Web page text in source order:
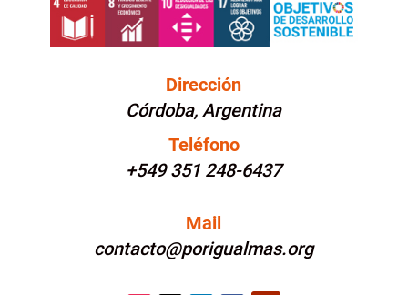
Dirección
Córdoba, Argentina
Teléfono
+549 351 248-6437
Mail
contacto@porigualmas.org